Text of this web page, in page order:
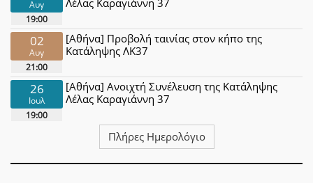
Αυγ
19:00
Λέλας Καραγιάννη 37
02
Αυγ
21:00
[Αθήνα] Προβολή ταινίας στον κήπο της
Κατάληψης ΛΚ37
26
Ιουλ
19:00
[Αθήνα] Ανοιχτή Συνέλευση της Κατάληψης
Λέλας Καραγιάννη 37
Πλήρες Ημερολόγιο